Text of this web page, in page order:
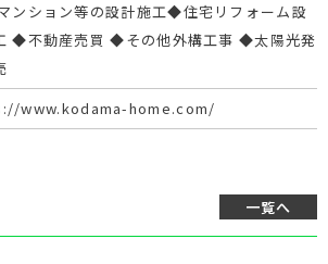
ンション等の設計施工◆住宅リフォーム設
◆不動産売買 ◆その他外構工事 ◆太陽光発
www.kodama-home.com/
一覧へ